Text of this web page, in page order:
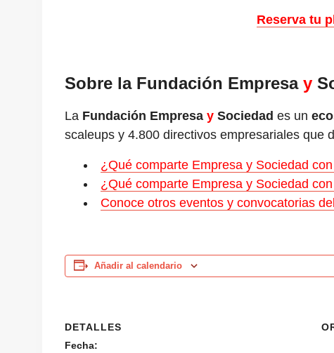
Reserva tu
Sobre la Fundación Empresa y
La Fundación Empresa y Sociedad es un
scaleups y 4.800 directivos empresariales que
¿Qué comparte Empresa y Sociedad
¿Qué comparte Empresa y Sociedad
Conoce otros eventos y convocatorias
Añadir al calendario
DETALLES
Fecha: